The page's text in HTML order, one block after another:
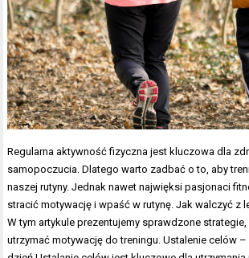
Regularna aktywność fizyczna jest kluczowa dla
samopoczucia. Dlatego warto zadbać o to, aby
naszej rutyny. Jednak nawet najwięksi pasjonaci
stracić motywację i wpaść w rutynę. Jak walczyć z
W tym artykule prezentujemy sprawdzone
utrzymać motywację do treningu. Ustalenie celów